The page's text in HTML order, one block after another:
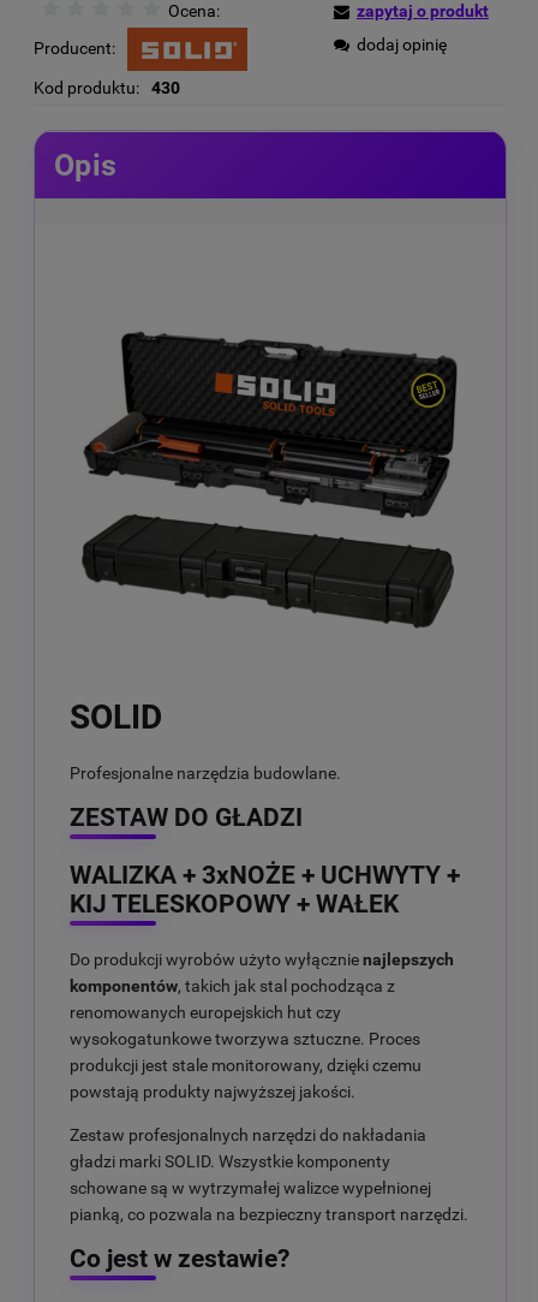
Ocena:
Producent:
Kod produktu: 430
zapytaj o produkt
dodaj opinię
Opis
SOLID
Profesjonalne narzędzia budowlane.
ZESTAW DO GŁADZI
WALIZKA + 3xNOŻE + UCHWYTY +
KIJ TELESKOPOWY + WAŁEK
Do produkcji wyrobów użyto wyłącznienajlepszych
komponentów, takich jak stal pochodząca z
renomowanych europejskich hut czy
wysokogatunkowe tworzywa sztuczne. Proces
produkcji jest stale monitorowany, dzięki czemu
powstają produkty najwyższej jakości.
Zestaw profesjonalnych narzędzi do nakładania
gładzi marki SOLID. Wszystkie komponenty
schowane są w wytrzymałej walizce wypełnionej
pianką, co pozwala na bezpieczny transport narzędzi.
Co jest w zestawie?